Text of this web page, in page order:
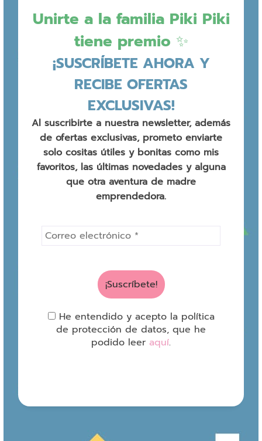
Unirte a la familia Piki Piki
tiene premio ✨
¡SUSCRÍBETE AHORA Y
RECIBE OFERTAS
EXCLUSIVAS!
Al suscribirte a nuestra newsletter, además
de ofertas exclusivas, prometo enviarte
solo cositas útiles y bonitas como mis
favoritos, las últimas novedades y alguna
que otra aventura de madre
emprendedora.
He entendido y acepto la política
de protección de datos, que he
podido leer aquí.